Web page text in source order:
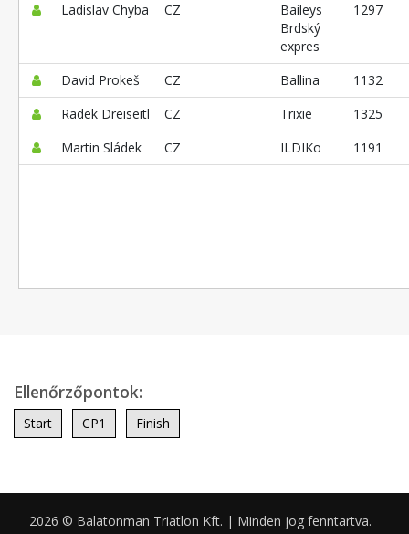
Ladislav Chyba CZ
Baileys
Brdský
expres
1297
David Prokeš CZ Ballina
1132
Radek Dreiseitl
CZ Trixie
1325
Martin Sládek
CZ ILDIKo 1191
Ellenőrzőpontok:
Start CP1 Finish
2026 © Balatonman Triatlon Kft. | Minden jog fenntartva.